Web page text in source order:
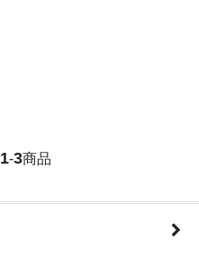
1-3商品